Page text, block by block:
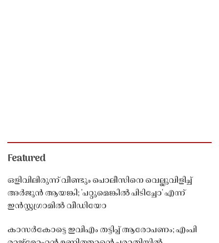
Featured
ഒളിവിലിരുന്ന് വീണ്ടും പൊലീസിനെ വെല്ലുവിളിച്ച്
അർജുൻ ആയങ്കി; 'പറ്റുമെങ്കിൽ പിടിച്ചോ' എന്ന്
ഇൻസ്റ്റഗ്രാമിൽ വീഡിയോ
കാസർകോട്ടെ ഇവിഎം തട്ടിപ്പ് ആരോപണം; എംപി